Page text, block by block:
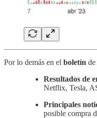
Por lo demás en el boletín de
Resultados de
Netflix, Tesla,
Principales
posible compra